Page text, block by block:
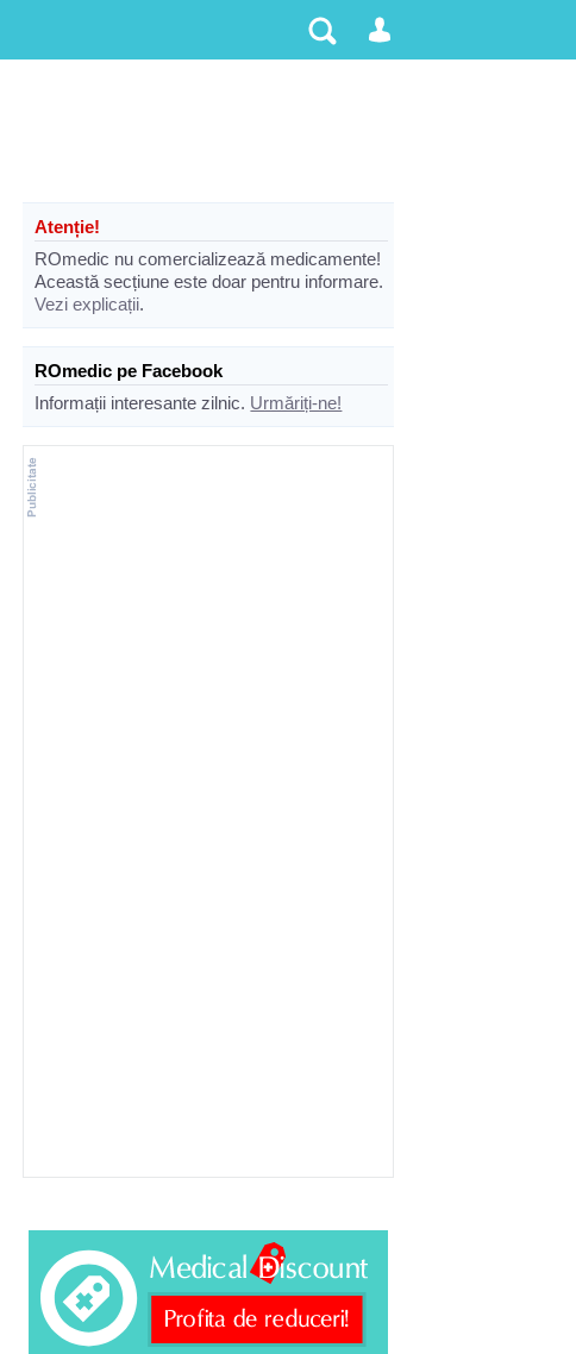
Atenție!
ROmedic nu comercializează medicamente!
Această secțiune este doar pentru informare.
Vezi explicații.
ROmedic pe Facebook
Informații interesante zilnic. Urmăriți-ne!